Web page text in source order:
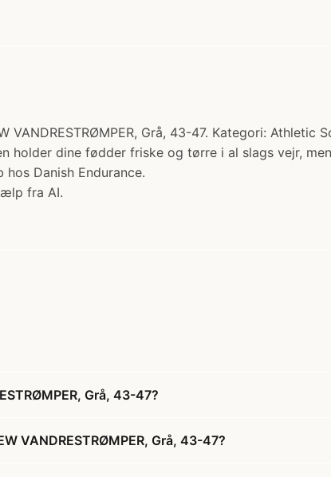
VANDRESTRØMPER, Grå, 43-47. Kategori:
holder dine fødder friske og tørre i al slags vejr,
Danish Endurance.
fra AI.
Grå, 43-47?
VANDRESTRØMPER, Grå, 43-47?